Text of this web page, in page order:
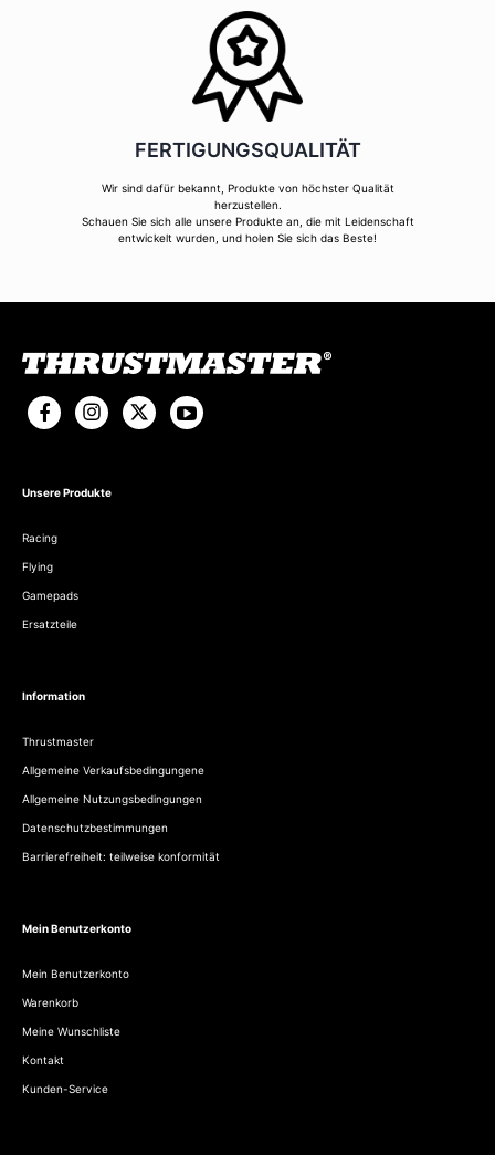
FERTIGUNGSQUALITÄT
Wir sind dafür bekannt, Produkte von höchster Qualität
herzustellen.
Schauen Sie sich alle unsere Produkte an, die mit Leidenschaft
entwickelt wurden, und holen Sie sich das Beste!
Unsere Produkte
Racing
Flying
Gamepads
Ersatzteile
Information
Thrustmaster
Allgemeine Verkaufsbedingungene
Allgemeine Nutzungsbedingungen
Datenschutzbestimmungen
Barrierefreiheit: teilweise konformität
Mein Benutzerkonto
Mein Benutzerkonto
Warenkorb
Meine Wunschliste
Kontakt
Kunden-Service